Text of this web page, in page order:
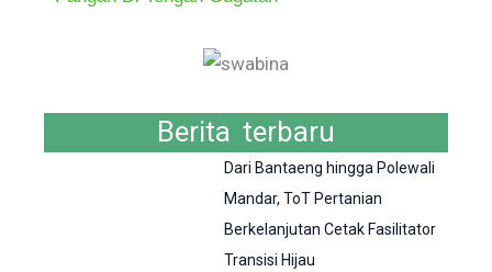
Berita terbaru
Dari Bantaeng hingga Polewali
Mandar, ToT Pertanian
Berkelanjutan Cetak Fasilitator
Transisi Hijau